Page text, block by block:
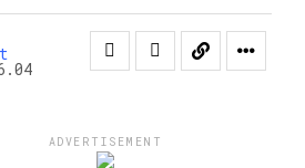
ADVERTISEMENT